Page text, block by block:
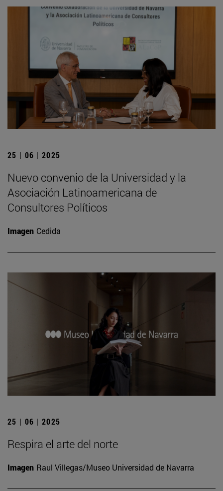
25 | 06 | 2025
Nuevo convenio de la Universidad y la
Asociación Latinoamericana de
Consultores Políticos
Imagen Cedida
25 | 06 | 2025
Respira el arte del norte
Imagen Raul Villegas/Museo Universidad de Navarra